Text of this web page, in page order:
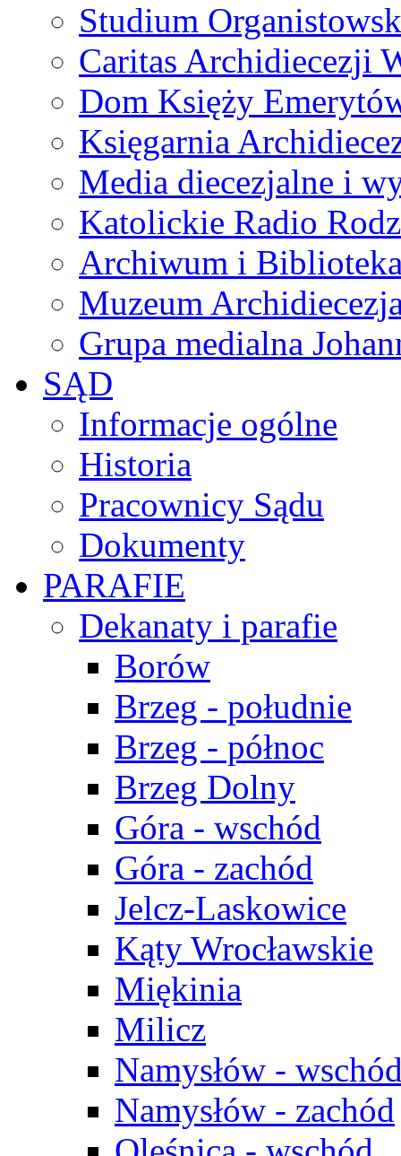
Studium
Caritas Archidiecezji
Dom Księży
Księgarnia
Media diecezjalne i
Katolickie Radio
Archiwum i
Muzeum
Grupa medialna
SĄD
Informacje ogólne
Historia
Pracownicy Sądu
Dokumenty
PARAFIE
Dekanaty i parafie
Borów
Brzeg - południe
Brzeg - północ
Brzeg Dolny
Góra - wschód
Góra - zachód
Jelcz-Laskowice
Kąty Wrocławskie
Miękinia
Milicz
Namysłów -
Namysłów - zachód